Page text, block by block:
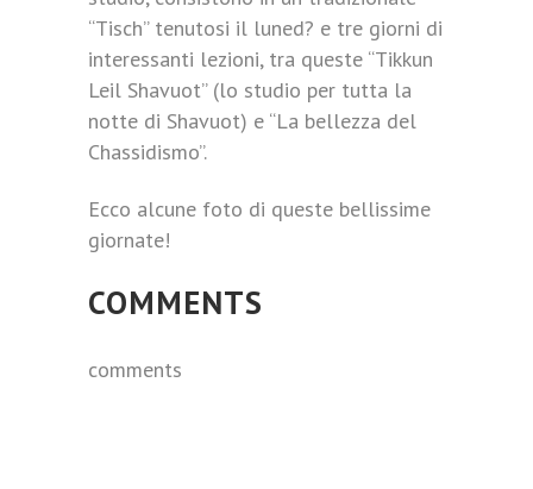
“Tisch” tenutosi il luned? e tre giorni di
interessanti lezioni, tra queste “Tikkun
Leil Shavuot” (lo studio per tutta la
notte di Shavuot) e “La bellezza del
Chassidismo”.
Ecco alcune foto di queste bellissime
giornate!
COMMENTS
comments